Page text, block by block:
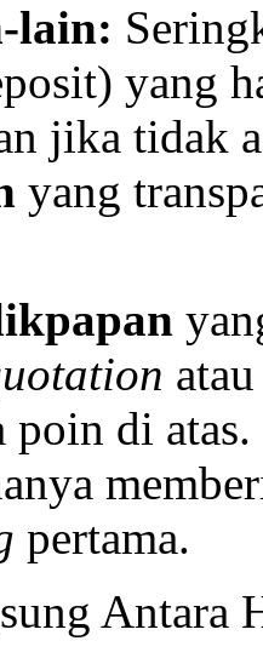
lain:
yang
jika tidak
yang
poin di
pertama.
Antara